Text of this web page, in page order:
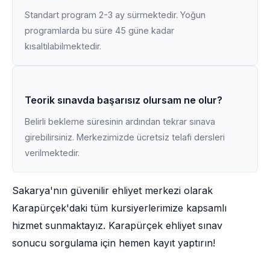
Standart program 2-3 ay sürmektedir. Yoğun
programlarda bu süre 45 güne kadar
kısaltılabilmektedir.
Teorik sınavda başarısız olursam ne olur?
Belirli bekleme süresinin ardından tekrar sınava
girebilirsiniz. Merkezimizde ücretsiz telafi dersleri
verilmektedir.
Sakarya'nın güvenilir ehliyet merkezi olarak
Karapürçek'daki tüm kursiyerlerimize kapsamlı
hizmet sunmaktayız. Karapürçek ehliyet sınav
sonucu sorgulama için hemen kayıt yaptırın!